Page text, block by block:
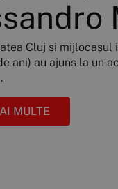
Cluj și mijlocașul
ani) au ajuns la un
MULTE